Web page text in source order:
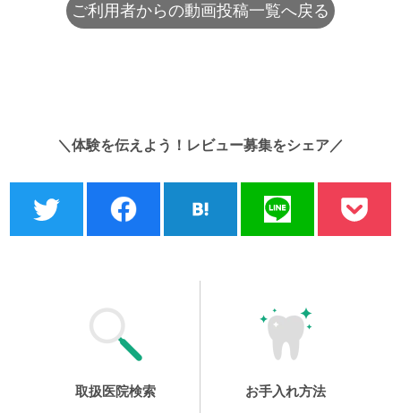
ご利用者からの動画投稿一覧へ戻る
＼体験を伝えよう！レビュー募集をシェア／
取扱医院検索 お手入れ方法